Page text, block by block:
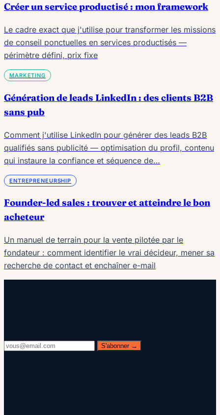
Créer un service productisé : mon framework
Le cadre exact que j'utilise pour transformer les missions
de conseil ponctuelles en services productisés —
périmètre défini, prix fixe
MARKETING
Génération de leads LinkedIn : des clients B2B
sans pub
Comment j'utilise LinkedIn pour générer des leads B2B
qualifiés sans publicité — optimisation du profil, contenu
qui instaure la confiance et séquence de…
ENTREPRENEURSHIP
Founder-led sales : trouver et atteindre le bon
acheteur
Un manuel de terrain pour la vente pilotée par le
fondateur : comment identifier le vrai décideur, mener sa
recherche de contact et enchaîner e-mail
S'abonner →